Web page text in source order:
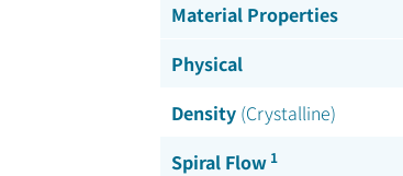
Material Properties
Physical
Density(Crystalline)
Spiral Flow 1